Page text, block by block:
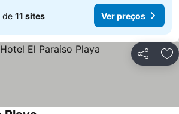
de 11 sites Ver preços
Partilhar